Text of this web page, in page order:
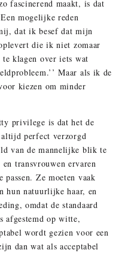
fascinerend maakt, is dat
mogelijke reden
dat ik besef dat mijn
die ik niet zomaar
klagen over iets wat
Maar als ik de
kiezen om minder
privilege is dat het de
perfect verzorgd
van de mannelijke blik te
transvrouwen ervaren
Ze moeten vaak
hun natuurlijke haar, en
omdat de standaard
afgestemd op witte,
wordt gezien voor een
dan wat als acceptabel